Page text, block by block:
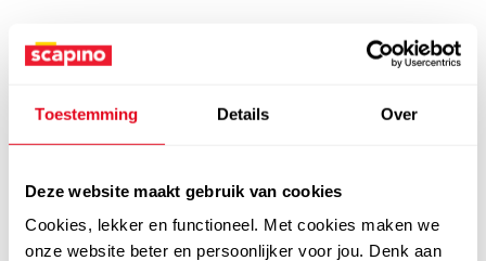
Toestemming Details Over
Deze website maakt gebruik van cookies
Cookies, lekker en functioneel. Met cookies maken we
onze website beter en persoonlijker voor jou. Denk aan